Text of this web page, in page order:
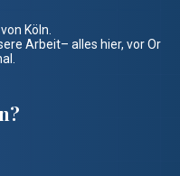
Köln.
Arbeit– alles hier, vor Or